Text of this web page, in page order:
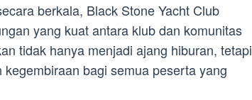
berkala, Black Stone Yacht Club
yang kuat antara klub dan komunitas
tidak hanya menjadi ajang hiburan, tetapi
bagi semua peserta yang